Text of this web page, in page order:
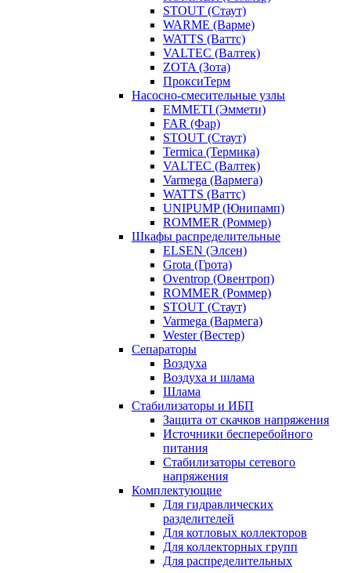
STOUT (Стаут)
WARME (Варме)
WATTS (Ваттс)
VALTEC (Валтек)
ZOTA (Зота)
ПроксиТерм
Насосно-смесительные узлы
EMMETI (Эммети)
FAR (Фар)
STOUT (Стаут)
Termica (Термика)
VALTEC (Валтек)
Varmega (Вармега)
WATTS (Ваттс)
UNIPUMP (Юнипамп)
ROMMER (Роммер)
Шкафы распределительные
ELSEN (Элсен)
Grota (Грота)
Oventrop (Овентроп)
ROMMER (Роммер)
STOUT (Стаут)
Varmega (Вармега)
Wester (Вестер)
Сепараторы
Воздуха
Воздуха и шлама
Шлама
Стабилизаторы и ИБП
Защита от скачков напряжения
Источники бесперебойного
питания
Стабилизаторы сетевого
напряжения
Комплектующие
Для гидравлических
разделителей
Для котловых коллекторов
Для коллекторных групп
Для распределительных